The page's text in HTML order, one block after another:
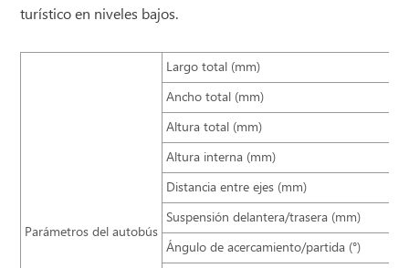
turístico en niveles bajos.
Parámetros del autobús
Largo total (mm)
Ancho total (mm)
Altura total (mm)
Altura interna (mm)
Distancia entre ejes (mm)
Suspensión delantera/trasera (mm)
Ángulo de acercamiento/partida (°)